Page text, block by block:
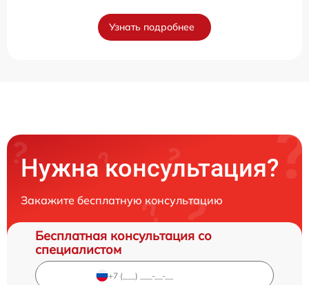
Узнать подробнее
Нужна консультация?
Закажите бесплатную консультацию
Бесплатная консультация со
специалистом